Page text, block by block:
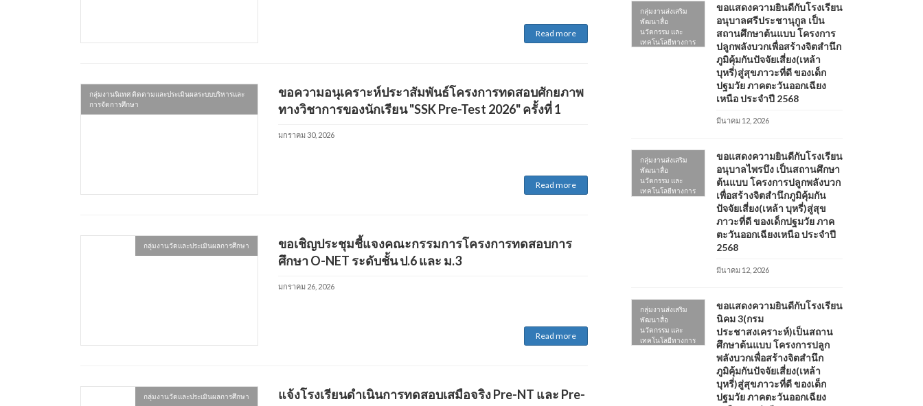
Read more
กลุ่มงานนิเทศ ติดตามและประเมินผลระบบบริหารและ
การจัดการศึกษา
ขอความอนุเคราะห์ประาสัมพันธ์โครงการทดสอบศักยภาพ
ทางวิชาการของนักเรียน "SSK Pre-Test 2026" ครั้งที่ 1
มกราคม 30, 2026
Read more
กลุ่มงานวัดและประเมินผลการศึกษา
ขอเชิญประชุมชี้แจงคณะกรรมการโครงการทดสอบการ
ศึกษา O-NET ระดับชั้น ป.6 และ ม.3
มกราคม 26, 2026
Read more
กลุ่มงานวัดและประเมินผลการศึกษา
แจ้งโรงเรียนดำเนินการทดสอบเสมือจริง Pre-NT และ Pre-
กลุ่มงานส่งเสริม
พัฒนาสื่อ
นวัตกรรม และ
เทคโนโลยีทางการ
ขอแสดงความยินดีกับโรงเรียน
อนุบาลศรีประชานุกูล เป็น
สถานศึกษาต้นแบบ โครงการ
ปลูกพลังบวกเพื่อสร้างจิตสำนึก
ภูมิคุ้มกันปัจจัยเสี่ยง(เหล้า
บุหรี่)สู่สุขภาวะที่ดี ของเด็ก
ปฐมวัย ภาคตะวันออกเฉียง
เหนือ ประจำปี 2568
มีนาคม 12, 2026
กลุ่มงานส่งเสริม
พัฒนาสื่อ
นวัตกรรม และ
เทคโนโลยีทางการ
ขอแสดงความยินดีกับโรงเรียน
อนุบาลไพรบึง เป็นสถานศึกษา
ต้นแบบ โครงการปลูกพลังบวก
เพื่อสร้างจิตสำนึกภูมิคุ้มกัน
ปัจจัยเสี่ยง(เหล้า บุหรี่)สู่สุข
ภาวะที่ดี ของเด็กปฐมวัย ภาค
ตะวันออกเฉียงเหนือ ประจำปี
2568
มีนาคม 12, 2026
กลุ่มงานส่งเสริม
พัฒนาสื่อ
นวัตกรรม และ
เทคโนโลยีทางการ
ขอแสดงความยินดีกับโรงเรียน
นิคม 3(กรม
ประชาสงเคราะห์)เป็นสถาน
ศึกษาต้นแบบ โครงการปลูก
พลังบวกเพื่อสร้างจิตสำนึก
ภูมิคุ้มกันปัจจัยเสี่ยง(เหล้า
บุหรี่)สู่สุขภาวะที่ดี ของเด็ก
ปฐมวัย ภาคตะวันออกเฉียง